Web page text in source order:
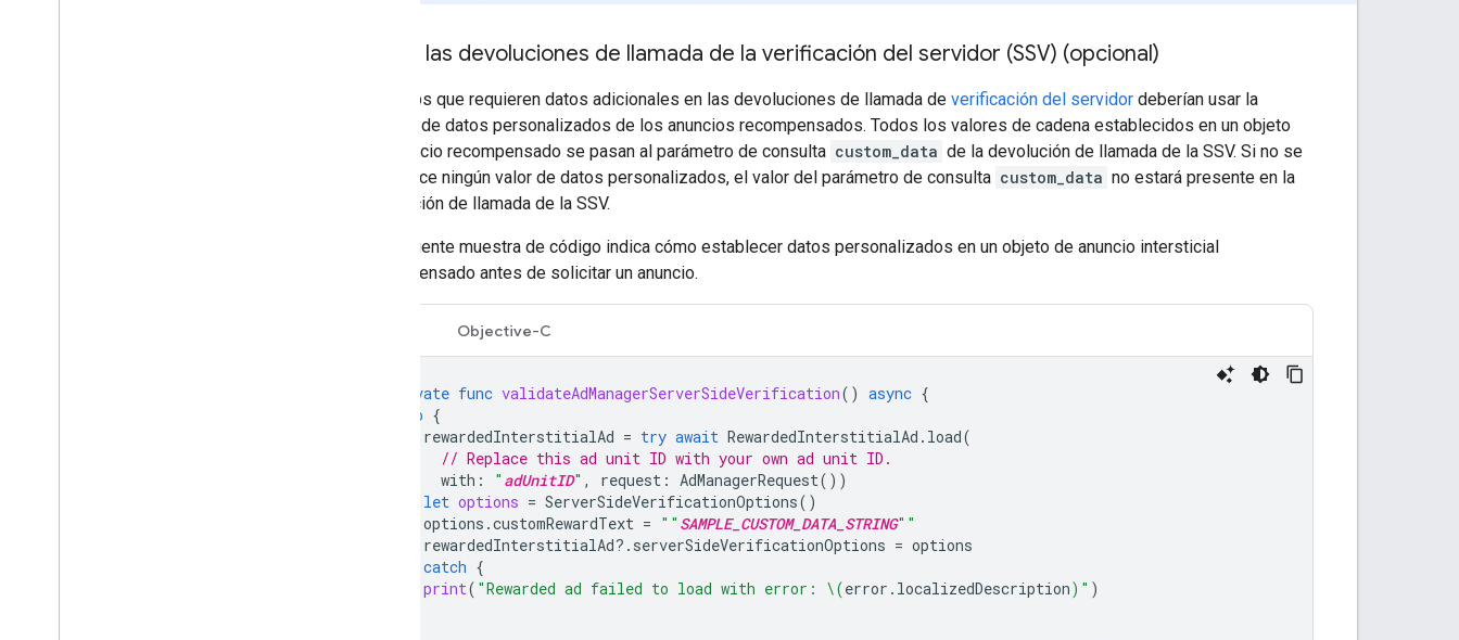
Valida las devoluciones de llamada de la verificación del servidor (SSV) (opcional)
Las apps que requieren datos adicionales en las devoluciones de llamada de verificación del servidor deberían usar la
función de datos personalizados de los anuncios recompensados. Todos los valores de cadena establecidos en un objeto
de anuncio recompensado se pasan al parámetro de consulta custom_data de la devolución de llamada de la SSV. Si no se
establece ningún valor de datos personalizados, el valor del parámetro de consulta custom_data no estará presente en la
devolución de llamada de la SSV.
La siguiente muestra de código indica cómo establecer datos personalizados en un objeto de anuncio intersticial
recompensado antes de solicitar un anuncio.
Objective-C
private func validateAdManagerServerSideVerification() async {
do {
rewardedInterstitialAd = try await RewardedInterstitialAd . load(
// Replace this ad unit ID with your own ad unit ID.
with : " adUnitID" , request : AdManagerRequest())
let options = ServerSideVerificationOptions()
options .customRewardText = "" SAMPLE_CUSTOM_DATA_STRING""
rewardedInterstitialAd?. serverSideVerificationOptions = options
catch {
print( "Rewarded ad failed to load with error: \(error . localizedDescription) " )